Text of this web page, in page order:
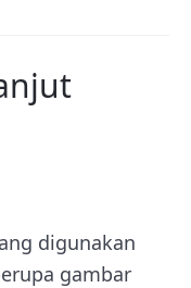
digunakan
gambar